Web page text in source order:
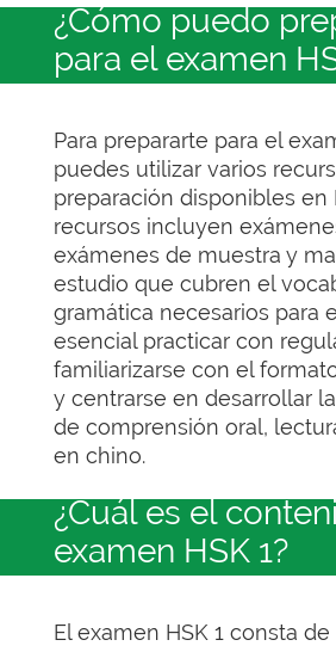
¿Cómo puedo
para el examen
Para prepararte para el
puedes utilizar varios
preparación disponibles en
recursos incluyen
exámenes de muestra y
estudio que cubren el
gramática necesarios para
esencial practicar con
familiarizarse con el
y centrarse en desarrollar
de comprensión oral,
en chino.
¿Cuál es el
examen HSK 1?
El examen HSK 1 consta